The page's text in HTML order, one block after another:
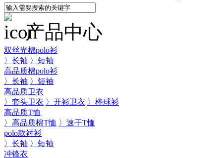
产品中心
双丝光棉polo衫
〉长袖 〉短袖
高品质棉polo衫
〉长袖 〉短袖
高品质卫衣
〉套头卫衣 〉开衫卫衣 〉棒球衫
高品质T恤
〉高品质棉T恤 〉速干T恤
polo款衬衫
〉长袖 〉短袖
冲锋衣